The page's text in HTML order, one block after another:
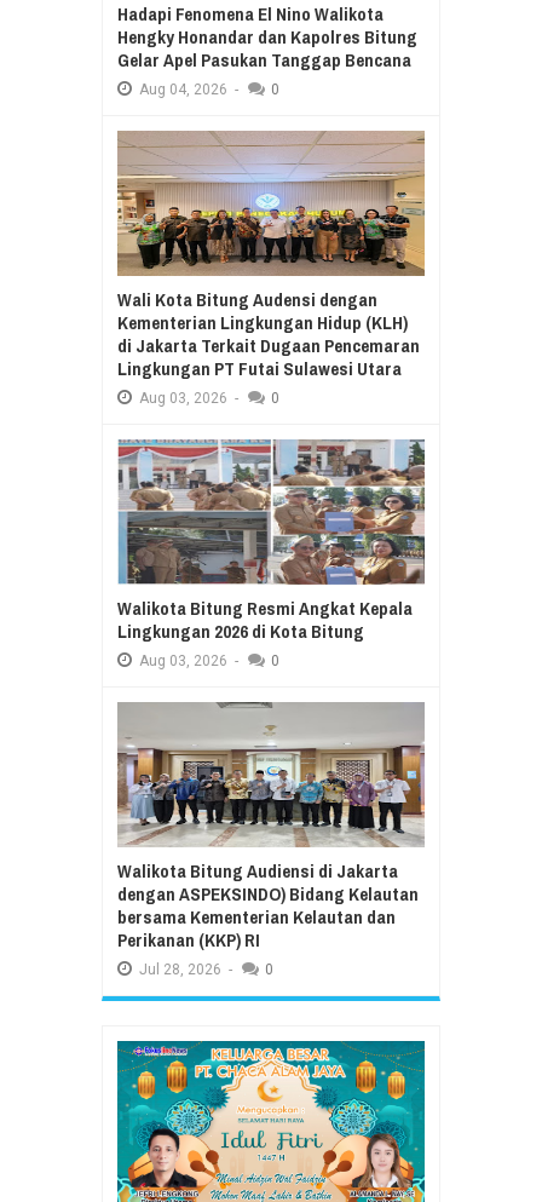
Hadapi Fenomena El Nino Walikota
Hengky Honandar dan Kapolres Bitung
Gelar Apel Pasukan Tanggap Bencana
Aug 04, 2026 - 0
Wali Kota Bitung Audensi dengan
Kementerian Lingkungan Hidup (KLH)
di Jakarta Terkait Dugaan Pencemaran
Lingkungan PT Futai Sulawesi Utara
Aug 03, 2026 - 0
Walikota Bitung Resmi Angkat Kepala
Lingkungan 2026 di Kota Bitung
Aug 03, 2026 - 0
Walikota Bitung Audiensi di Jakarta
dengan ASPEKSINDO) Bidang Kelautan
bersama Kementerian Kelautan dan
Perikanan (KKP) RI
Jul 28, 2026 - 0